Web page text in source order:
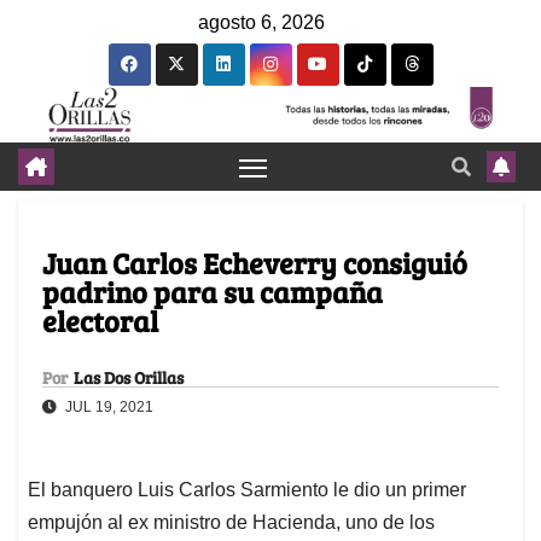
agosto 6, 2026
Juan Carlos Echeverry consiguió
padrino para su campaña
electoral
Por Las Dos Orillas
JUL 19, 2021
El banquero Luis Carlos Sarmiento le dio un primer
empujón al ex ministro de Hacienda, uno de los